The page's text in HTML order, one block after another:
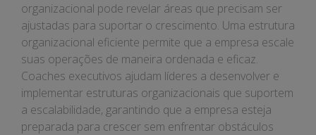
organizacional pode revelar áreas que precisam ser
ajustadas para suportar o crescimento. Uma estrutura
organizacional eficiente permite que a empresa escale
suas operações de maneira ordenada e eficaz.
Coaches executivos ajudam líderes a desenvolver e
implementar estruturas organizacionais que suportem
a escalabilidade, garantindo que a empresa esteja
preparada para crescer sem enfrentar obstáculos